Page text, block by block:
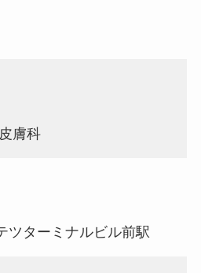
膚科
ツターミナルビル前駅